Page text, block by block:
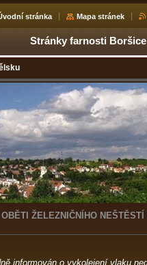
stránka Mapa stránek
Stránky farnosti
ŽELEZNIČNÍHO NEŠTĚSTÍ
informován o vykolejení vlaku